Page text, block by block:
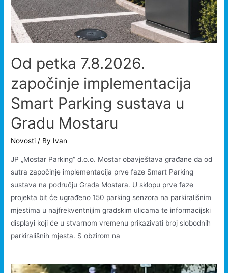
Od petka 7.8.2026.
započinje implementacija
Smart Parking sustava u
Gradu Mostaru
Novosti / By Ivan
JP „Mostar Parking“ d.o.o. Mostar obavještava građane da od
sutra započinje implementacija prve faze Smart Parking
sustava na području Grada Mostara. U sklopu prve faze
projekta bit će ugrađeno 150 parking senzora na parkirališnim
mjestima u najfrekventnijim gradskim ulicama te informacijski
displayi koji će u stvarnom vremenu prikazivati broj slobodnih
parkirališnih mjesta. S obzirom na